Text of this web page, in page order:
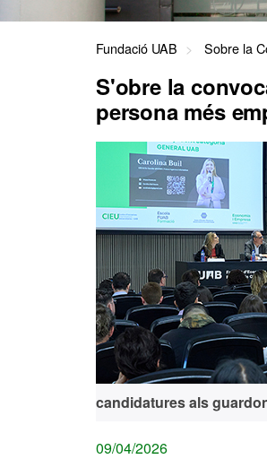
Fundació UAB Sobre la
S'obre la
persona més
candidatures als
09/04/2026